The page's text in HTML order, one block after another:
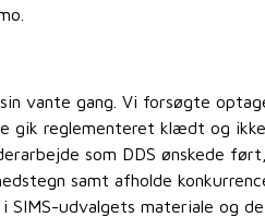
vante gang. Vi forsøgte
gik reglementeret klædt og ikke
som DDS ønskede ført,
samt afholde
SIMS-udvalgets materiale og